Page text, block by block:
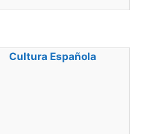
Cultura Española